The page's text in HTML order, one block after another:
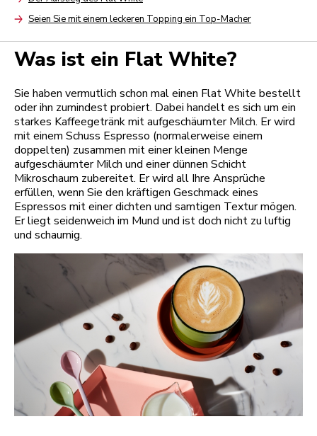
Arrow
ArrowSeien Sie mit einem leckeren Topping ein Top-Macher
Was ist ein Flat White?
Sie haben vermutlich schon mal einen Flat White bestellt
oder ihn zumindest probiert. Dabei handelt es sich um ein
starkes Kaffeegetränk mit aufgeschäumter Milch. Er wird
mit einem Schuss Espresso (normalerweise einem
doppelten) zusammen mit einer kleinen Menge
aufgeschäumter Milch und einer dünnen Schicht
Mikroschaum zubereitet. Er wird all Ihre Ansprüche
erfüllen, wenn Sie den kräftigen Geschmack eines
Espressos mit einer dichten und samtigen Textur mögen.
Er liegt seidenweich im Mund und ist doch nicht zu luftig
und schaumig.